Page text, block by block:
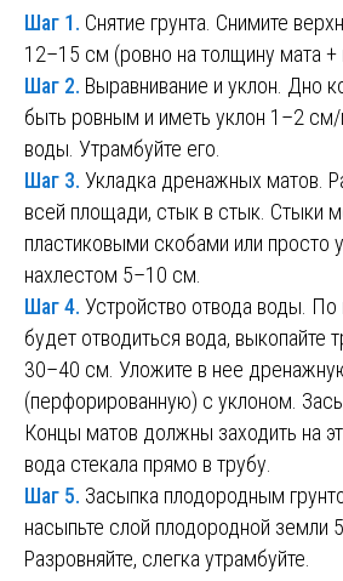
Шаг 1. Снятие грунта. Снимите
12–15 см (ровно на толщину мата +
Шаг 2. Выравнивание и уклон. Дно
быть ровным и иметь уклон 1–2
воды. Утрамбуйте его.
Шаг 3. Укладка дренажных матов.
всей площади, стык в стык. Стыки
пластиковыми скобами или просто
нахлестом 5–10 см.
Шаг 4. Устройство отвода воды. По
будет отводиться вода, выкопайте
30–40 см. Уложите в нее
(перфорированную) с уклоном.
Концы матов должны заходить на
вода стекала прямо в трубу.
Шаг 5. Засыпка плодородным
насыпьте слой плодородной земли
Разровняйте, слегка утрамбуйте.